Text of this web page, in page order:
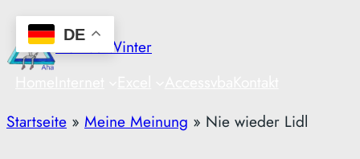
Zum
Inhalt
springen
Markus Winter
Startseite » Meine Meinung » Nie wieder Lidl
DE